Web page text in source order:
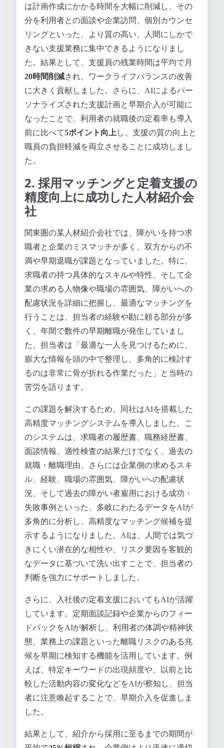
は計画作成にかかる時間を大幅に削減し、その
分を利用者との面談や企業訪問、個別カウンセ
リングといった、より質の高い、人間にしかで
きない支援業務に集中できるようになりまし
た。結果として、支援員の残業時間は平均で月
20時間削減され、ワークライフバランスの改善
に大きく貢献しました。さらに、AIによるパー
ソナライズされた支援計画と早期介入が可能に
なったことで、利用者の就職後の定着率も導入
前に比べて5ポイント向上 し、支援の質の向上と
職員の負担軽減を両立させることに成功しまし
た。
2. 採用マッチングと定着支援の
精度向上に成功した人材紹介会
社
関東圏の某人材紹介会社では、障がいを持つ求
職者と企業のミスマッチが多く、双方からの不
満や早期退職が課題となっていました。特に、
求職者の持つ具体的なスキルや特性、そして企
業の求める人物像や職場の雰囲気、障がいへの
配慮状況を詳細に把握し、最適なマッチングを
行うことは、担当者の経験や勘に頼る部分が多
く、年間で数件の早期離職が発生していまし
た。担当者は「最適な一人を見つけるために、
膨大な情報を頭の中で整理し、多角的に検討す
るのは非常に骨が折れる作業だった」と当時の
苦労を語ります。
この課題を解決するため、同社はAIを搭載した
高精度マッチングシステムを導入しました。こ
のシステムは、求職者の履歴書、職務経歴書、
面談情報、適性検査の結果だけでなく、過去の
就職・離職理由、さらには企業側の求めるスキ
ル、経験、職場の雰囲気、障がいへの配慮状
況、そして過去の障がい者雇用における成功・
失敗事例といった、多岐にわたるデータをAIが
多角的に分析し、高精度なマッチング候補を提
示するようになりました。AIは、人間では気づ
きにくい潜在的な相性や、リスク要因を客観的
なデータに基づいて洗い出すことで、担当者の
判断を強力にサポートしました。
さらに、入社後の定着支援においてもAIが活躍
しています。定期面談記録や企業からのフィー
ドバックをAIが解析し、利用者の体調や精神状
態、業務上の課題といった離職リスクのある兆
候を早期に検知する機能を活用しています。例
えば、特定キーワードの出現頻度や、以前と比
較した活動内容の変化などをAIが察知し、担当
者に注意喚起することで、早期介入を促進しま
した。
結果として、紹介から採用に至るまでの期間が